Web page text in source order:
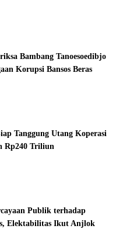
Bambang Tanoesoedibjo
Korupsi Bansos Beras
Tanggung Utang Koperasi
Rp240 Triliun
Publik terhadap
Elektabilitas Ikut Anjlok